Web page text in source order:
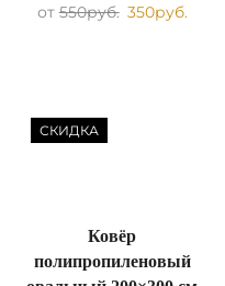
от550руб. 350руб.
СКИДКА
Ковёр
полипропиленовый